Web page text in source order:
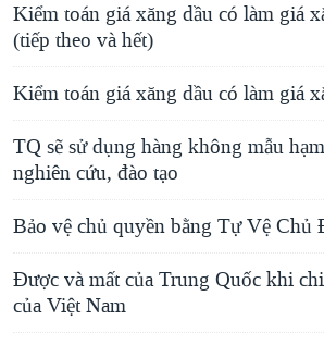
Kiểm toán giá xăng dầu có làm giá
(tiếp theo và hết)
Kiểm toán giá xăng dầu có làm giá
TQ sẽ sử dụng hàng không mẫu
nghiên cứu, đào tạo
Bảo vệ chủ quyền bằng Tự Vệ Chủ
Được và mất của Trung Quốc khi
của Việt Nam